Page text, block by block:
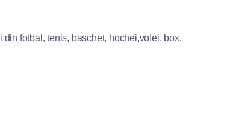
fotbal, tenis, baschet, hochei,volei, box.